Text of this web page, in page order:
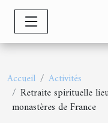
Accueil
Activités
Retraite spirituelle
monastères de France